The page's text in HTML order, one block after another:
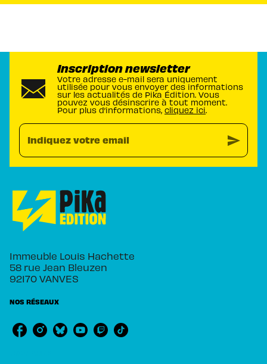
Inscription newsletter
Votre adresse e-mail sera uniquement
utilisée pour vous envoyer des informations
sur les actualités de Pika Édition. Vous
pouvez vous désinscrire à tout moment.
Pour plus d’informations, cliquez ici.
Indiquez votre email send
Immeuble Louis Hachette
58 rue Jean Bleuzen
92170 VANVES
NOS RÉSEAUX